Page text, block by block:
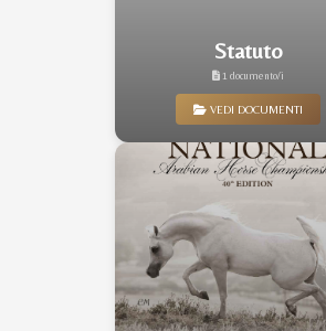
Statuto
1 documento/i
VEDI DOCUMENTI